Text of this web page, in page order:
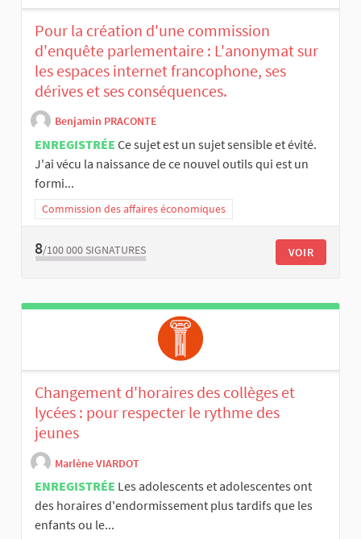
Pour la création d'une commission
d'enquête parlementaire : L'anonymat sur
les espaces internet francophone, ses
dérives et ses conséquences.
Benjamin PRACONTE
ENREGISTRÉE Ce sujet est un sujet sensible et évité.
J'ai vécu la naissance de ce nouvel outils qui est un
formi...
Commission des affaires économiques
8/100 000 SIGNATURES VOIR
Changement d'horaires des collèges et
lycées : pour respecter le rythme des
jeunes
Marlène VIARDOT
ENREGISTRÉE Les adolescents et adolescentes ont
des horaires d'endormissement plus tardifs que les
enfants ou le...